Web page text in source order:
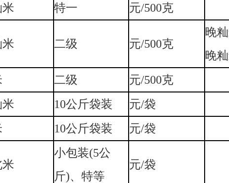
特一 元/500克
二级 元/500克
晚
晚
二级 元/500克
10公斤袋装 元/袋
10公斤袋装 元/袋
小包装(5公
斤)、特等
元/袋